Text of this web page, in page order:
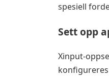
spesiell
Sett opp
Xinput-